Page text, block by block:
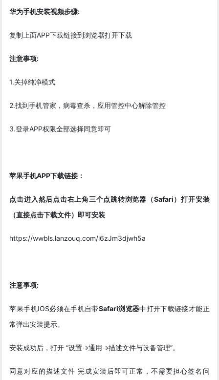
华为手机安装视频步骤:
复制上面APP下载链接到浏览器打开下载
注意事项:
1.关掉纯净模式
2.找到手机管家，病毒查杀，应用管控中心解除管控
3.登录APP权限全部选择同意即可
苹果手机APP下载链接：
点击进入然后点击右上角三个点跳转浏览器（Safari）打开安装
（直接点击下载文件）即可安装
https://wwbls.lanzouq.com/i6zJm3djwh5a
注意事项:
苹果手机IOS必须在手机自带Safari浏览器中打开下载链接才能正
常弹出安装提示。
安装成功后，打开 “设置->通用->描述文件与设备管理”。
同意对应的描述文件 完成安装后即可正常，不需要担心签名问